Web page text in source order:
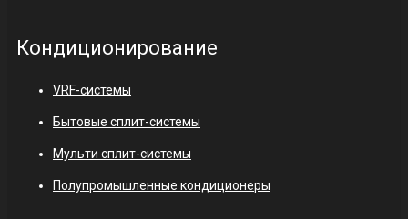
Кондиционирование
VRF-системы
Бытовые сплит-системы
Мульти сплит-системы
Полупромышленные кондиционеры